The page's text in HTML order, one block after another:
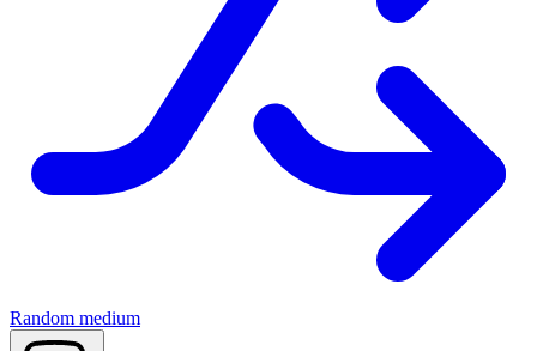
Random medium